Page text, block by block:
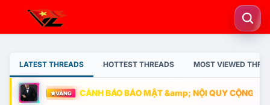
LATEST THREADS HOTTEST THREADS MOST VIEWED
VÀNG CẢNH BÁO BẢO MẬT &amp; NỘI QUY CỘNG